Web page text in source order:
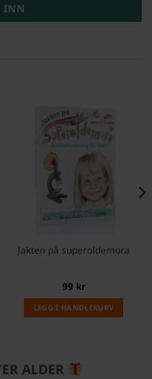
INN
Jakten på superoldemora
99 kr
LEGG I HANDLEKURV
ALDER